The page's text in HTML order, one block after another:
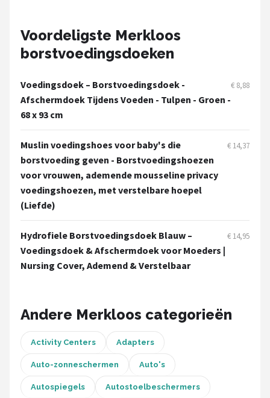
Happy Horse
FRIGG
Meyco
Stokke
Done by Deer
Alle merken →
Voordeligste Merkloos
borstvoedingsdoeken
Voedingsdoek – Borstvoedingsdoek -
Afschermdoek Tijdens Voeden - Tulpen - Groen -
68 x 93 cm
€ 8,88
Muslin voedingshoes voor baby's die
borstvoeding geven - Borstvoedingshoezen
voor vrouwen, ademende mousseline privacy
voedingshoezen, met verstelbare hoepel
(Liefde)
€ 14,37
Hydrofiele Borstvoedingsdoek Blauw –
Voedingsdoek & Afschermdoek voor Moeders |
Nursing Cover, Ademend & Verstelbaar
€ 14,95
Andere Merkloos categorieën
Activity Centers Adapters
Auto-zonneschermen Auto's
Autospiegels Autostoelbeschermers